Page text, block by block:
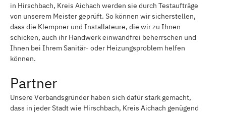
in Hirschbach, Kreis Aichach werden sie durch Testaufträge
von unserem Meister geprüft. So können wir sicherstellen,
dass die Klempner und Installateure, die wir zu Ihnen
schicken, auch ihr Handwerk einwandfrei beherrschen und
Ihnen bei Ihrem Sanitär- oder Heizungsproblem helfen
können.
Partner
Unsere Verbandsgründer haben sich dafür stark gemacht,
dass in jeder Stadt wie Hirschbach, Kreis Aichach genügend